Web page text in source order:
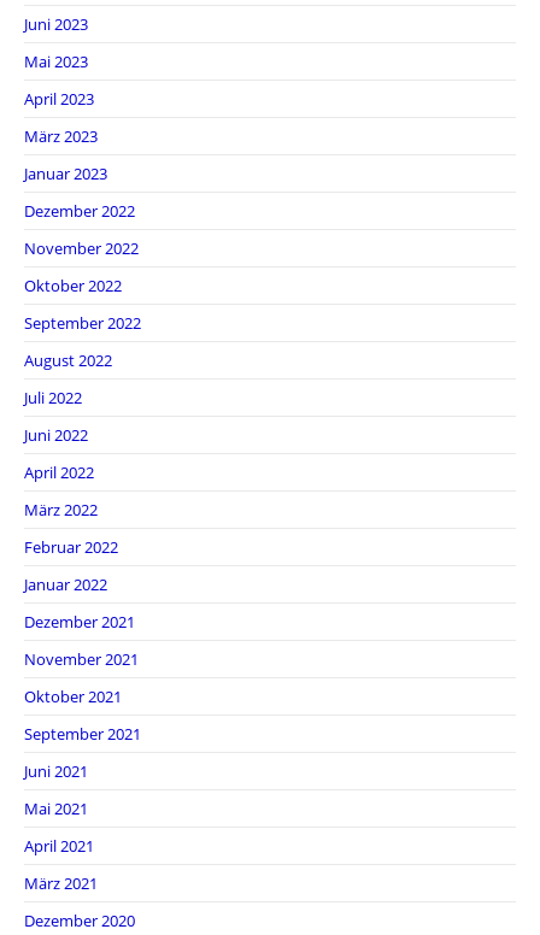
Juni 2023
Mai 2023
April 2023
März 2023
Januar 2023
Dezember 2022
November 2022
Oktober 2022
September 2022
August 2022
Juli 2022
Juni 2022
April 2022
März 2022
Februar 2022
Januar 2022
Dezember 2021
November 2021
Oktober 2021
September 2021
Juni 2021
Mai 2021
April 2021
März 2021
Dezember 2020